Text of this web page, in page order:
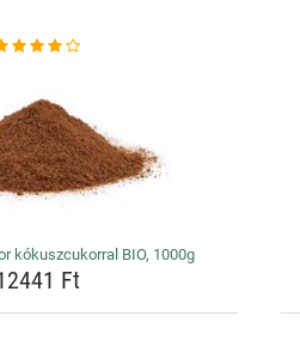
kókuszcukorral BIO, 1000g
Ft